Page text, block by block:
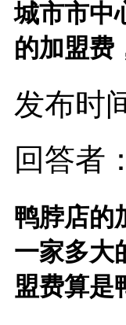
城市市中
的加盟费
发布时
回答者
鸭脖店的
一家多大
盟费算是